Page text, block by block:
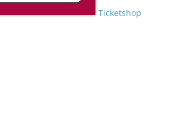
Ticketshop